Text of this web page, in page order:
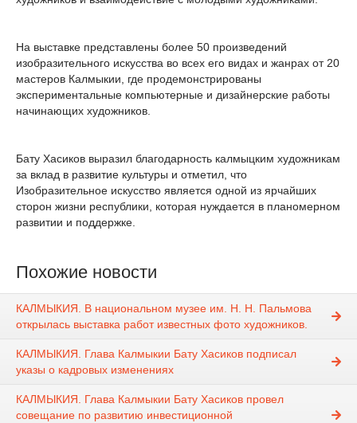
На выставке представлены более 50 произведений
изобразительного искусства во всех его видах и жанрах от 20
мастеров Калмыкии, где продемонстрированы
экспериментальные компьютерные и дизайнерские работы
начинающих художников.
Бату Хасиков выразил благодарность калмыцким художникам
за вклад в развитие культуры и отметил, что
Изобразительное искусство является одной из ярчайших
сторон жизни республики, которая нуждается в планомерном
развитии и поддержке.
Похожие новости
КАЛМЫКИЯ. В национальном музее им. Н. Н. Пальмова
открылась выставка работ известных фото художников.
КАЛМЫКИЯ. Глава Калмыкии Бату Хасиков подписал
указы о кадровых изменениях
КАЛМЫКИЯ. Глава Калмыкии Бату Хасиков провел
совещание по развитию инвестиционной